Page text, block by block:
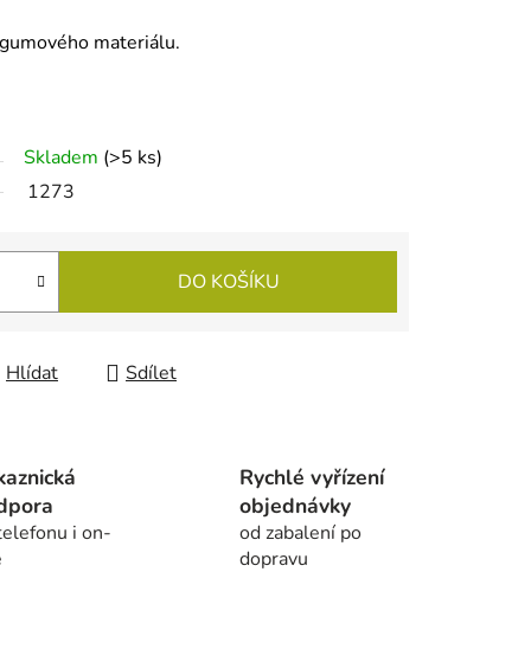
materiálu.
Skladem (>5 ks)
1273
DO KOŠÍKU
Hlídat Sdílet
i on-
Rychlé vyřízení
objednávky
od zabalení po
dopravu